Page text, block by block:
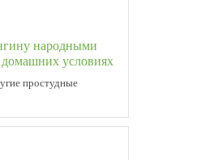
народными
домашних условиях
простудные